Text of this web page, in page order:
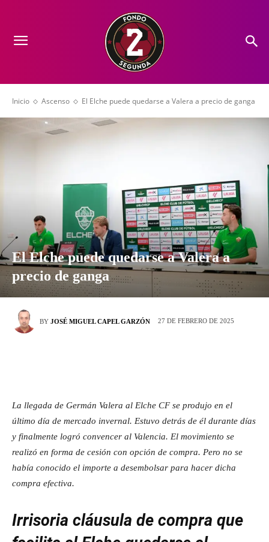
Inicio Ascenso El Elche puede quedarse a Valera a precio de ganga
El Elche puede quedarse a Valera a
precio de ganga
BY JOSÉ MIGUEL CAPEL GARZÓN 27 DE FEBRERO DE 2025
La llegada de Germán Valera al Elche CF se produjo en el
último día de mercado invernal. Estuvo detrás de él durante días
y finalmente logró convencer al Valencia. El movimiento se
realizó en forma de cesión con opción de compra. Pero no se
había conocido el importe a desembolsar para hacer dicha
compra efectiva.
Irrisoria cláusula de compra que